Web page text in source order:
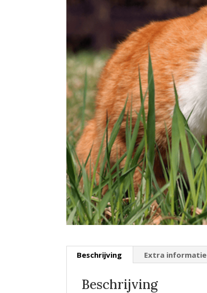
Beschrijving Extra informatie
Beschrijving